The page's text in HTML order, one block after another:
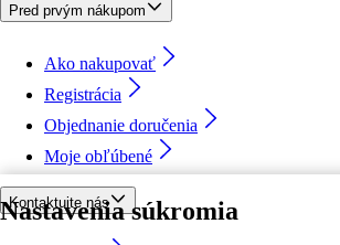
Nastavenia súkromia
Pred prvým nákupom
Ako nakupovať
Registrácia
Objednanie doručenia
Moje obľúbené
Kontaktujte nás